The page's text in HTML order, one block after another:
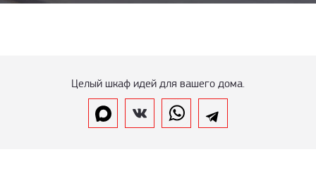
Целый шкаф идей для вашего дома.